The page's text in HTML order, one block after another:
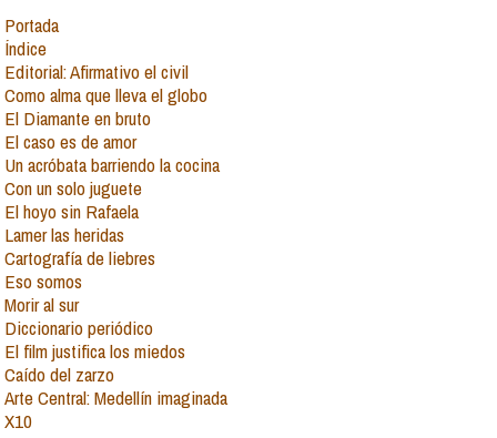
Portada
Índice
Editorial: Afirmativo el civil
Como alma que lleva el globo
El Diamante en bruto
El caso es de amor
Un acróbata barriendo la cocina
Con un solo juguete
El hoyo sin Rafaela
Lamer las heridas
Cartografía de liebres
Eso somos
Morir al sur
Diccionario periódico
El film justifica los miedos
Caído del zarzo
Arte Central: Medellín imaginada
X10